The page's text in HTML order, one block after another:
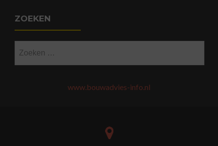
ZOEKEN
naar:
www.bouwadvies-info.nl